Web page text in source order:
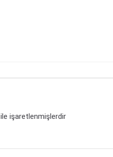
ile işaretlenmişlerdir